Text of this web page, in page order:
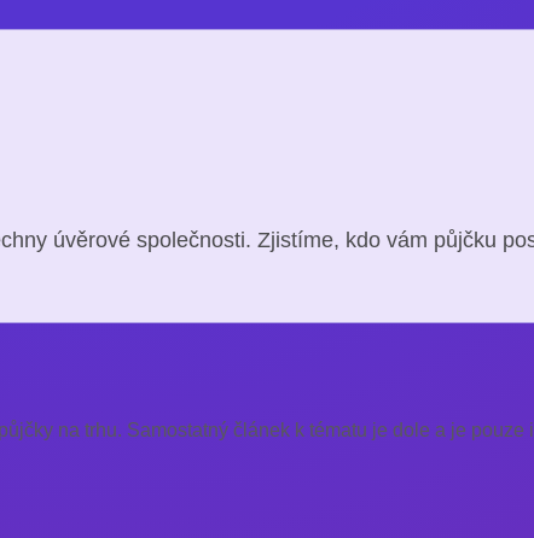
úvěrové společnosti. Zjistíme, kdo vám půjčku
na trhu. Samostatný článek k tématu je dole a je pouze